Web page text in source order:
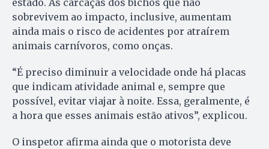
sobrevivem ao impacto, inclusive, aumentam
ainda mais o risco de acidentes por atraírem
animais carnívoros, como onças.
“É preciso diminuir a velocidade onde há placas
que indicam atividade animal e, sempre que
possível, evitar viajar à noite. Essa, geralmente, é
a hora que esses animais estão ativos”, explicou.
O inspetor afirma ainda que o motorista deve